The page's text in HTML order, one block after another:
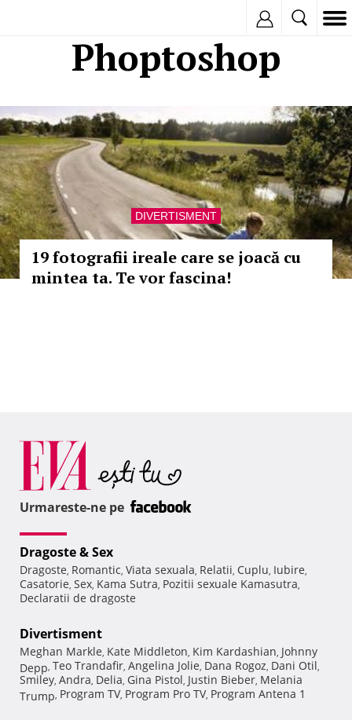
Phoptoshop
DIVERTISMENT
19 fotografii ireale care se joacă cu
mintea ta. Te vor fascina!
Urmareste-ne pe
Dragoste & Sex
Dragoste, Romantic, Viata sexuala, Relatii, Cuplu, Iubire,
Casatorie, Sex, Kama Sutra, Pozitii sexuale Kamasutra,
Declaratii de dragoste
Divertisment
Meghan Markle, Kate Middleton, Kim Kardashian, Johnny
Depp, Teo Trandafir, Angelina Jolie, Dana Rogoz, Dani Otil,
Smiley, Andra, Delia, Gina Pistol, Justin Bieber, Melania
Trump, Program TV, Program Pro TV, Program Antena 1